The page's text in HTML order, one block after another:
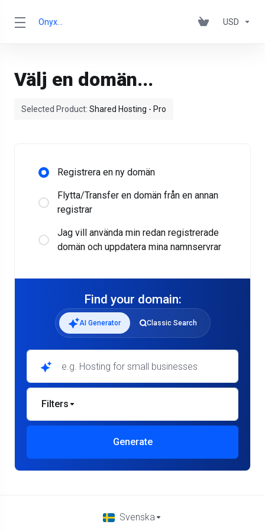
USD
Välj en domän...
Selected Product: Shared Hosting - Pro
Registrera en ny domän
Flytta/Transfer en domän från en annan
registrar
Jag vill använda min redan registrerade
domän och uppdatera mina namnservrar
Find your domain:
AI Generator Classic Search
Filters
Generate
Svenska